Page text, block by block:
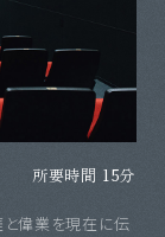
所要時間 15分
と偉業を現在に伝